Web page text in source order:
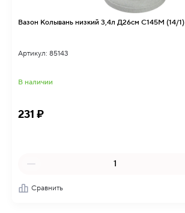
Вазон Колывань низкий 3,4л Д26см С145М (14/1)
Артикул: 85143
В наличии
231 ₽
Сравнить